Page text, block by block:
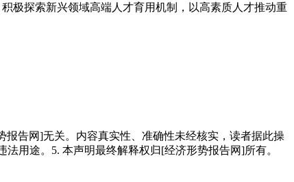
极探索新兴领域高端人才育用机制，以高素质人才推动重
告网]无关。内容真实性、准确性未经核实，读者据此操
用途。5. 本声明最终解释权归[经济形势报告网]所有。